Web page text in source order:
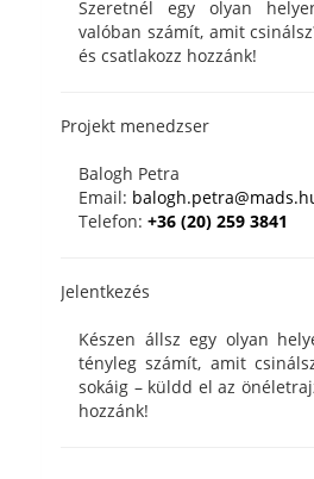
Szeretnél egy olyan
valóban számít, amit
és csatlakozz hozzánk!
Projekt menedzser
Balogh Petra
Email:
Telefon: +36 (20) 259 3841
Jelentkezés
Készen állsz egy olyan
tényleg számít, amit
sokáig – küldd el az
hozzánk!